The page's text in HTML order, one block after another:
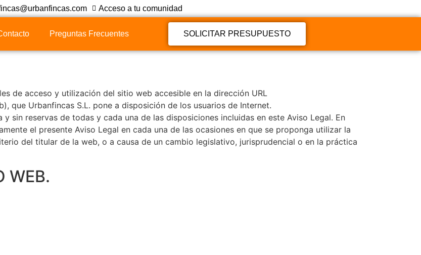
Acceso a tu comunidad
Preguntas Frecuentes SOLICITAR PRESUPUESTO
de acceso y utilización del sitio web accesible en la dirección URL
que Urbanfincas S.L. pone a disposición de los usuarios de Internet.
sin reservas de todas y cada una de las disposiciones incluidas en este Aviso Legal. En
el presente Aviso Legal en cada una de las ocasiones en que se proponga utilizar la
del titular de la web, o a causa de un cambio legislativo, jurisprudencial o en la práctica
WEB.